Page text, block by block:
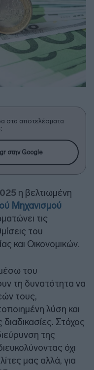
στα αποτελέσματα
στην Google
η βελτιωμένη
Μηχανισμού
τις
του
και Οικονομικών.
του
τη δυνατότητα να
τους,
λύση και
Στόχος
της
όχι
μας αλλά, για